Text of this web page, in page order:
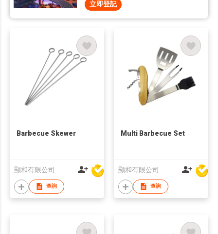
立即登記
Barbecue Skewer
顯和有限公司
查詢
Multi Barbecue Set
顯和有限公司
查詢